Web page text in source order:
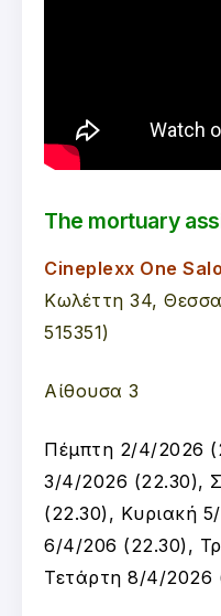
The mortuary
Cineplexx One
Κωλέττη 34,
515351)
Αίθουσα 3
Πέμπτη 2/4/2026
3/4/2026 (22.30),
(22.30), Κυριακή
6/4/206 (22.30),
Τετάρτη 8/4/2026